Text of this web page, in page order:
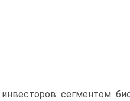
сегментом